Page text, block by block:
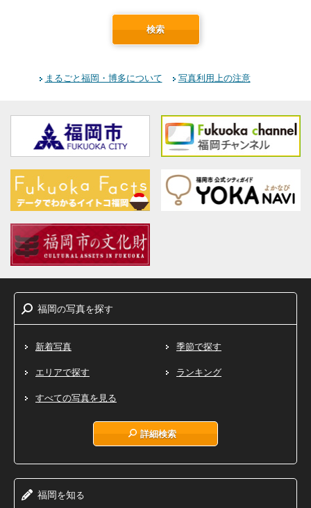
検索
まるごと福岡・博多について 写真利用上の注意
福岡の写真を探す
新着写真 季節で探す
エリアで探す ランキング
すべての写真を見る
詳細検索
福岡を知る